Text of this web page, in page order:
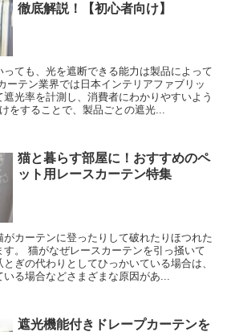
徹底解説！【初心者向け】
ても、光を遮断できる能力は製品によって
ーテン業界では日本インテリアファブリッ
光率を計測し、消費者にわかりやすいよう
をすることで、製品ごとの遮光...
猫と暮らす部屋に！おすすめのペ
ット用レースカーテン特集
カーテンに登ったりして破れたりほつれた
す。 猫がなぜレースカーテンを引っ掻いて
ぎの代わりとしてひっかいている場合は、
る場合などさまざまな原因があ...
遮光機能付きドレープカーテンを